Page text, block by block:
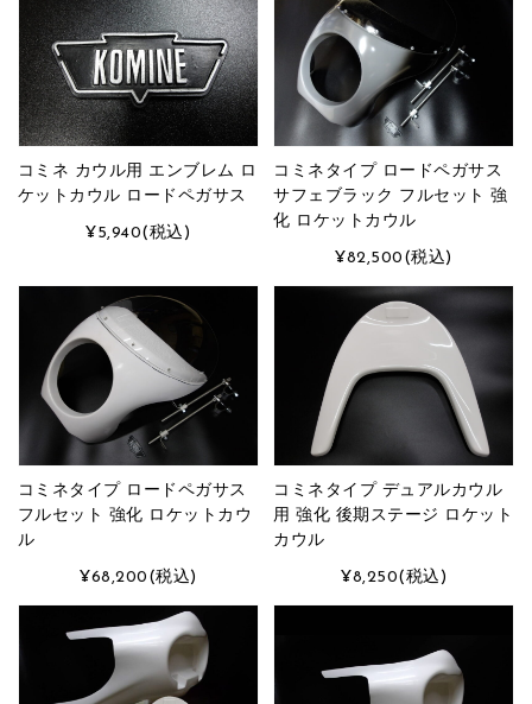
コミネ カウル用 エンブレム ロ
ケットカウル ロードペガサス
¥5,940(税込)
コミネタイプ ロードペガサス
サフェブラック フルセット 強
化 ロケットカウル
¥82,500 (税込)
コミネタイプ ロードペガサス
フルセット 強化 ロケットカウ
ル
¥68,200 (税込)
コミネタイプ デュアルカウル
用 強化 後期ステージ ロケット
カウル
¥8,250(税込)